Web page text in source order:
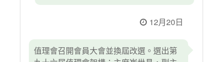
12月20日
值理會召開會員大會並換屆改選。選出第